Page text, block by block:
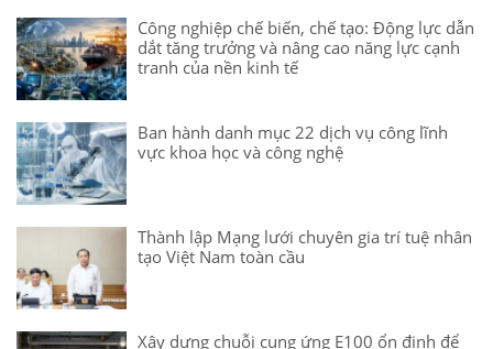
Công nghiệp chế biến, chế tạo: Động lực dẫn
dắt tăng trưởng và nâng cao năng lực cạnh
tranh của nền kinh tế
Ban hành danh mục 22 dịch vụ công lĩnh
vực khoa học và công nghệ
Thành lập Mạng lưới chuyên gia trí tuệ nhân
tạo Việt Nam toàn cầu
Xây dựng chuỗi cung ứng E100 ổn định để